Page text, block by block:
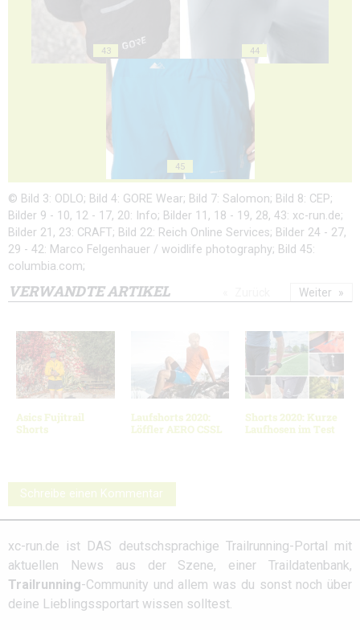
43 44
45
© Bild 3: ODLO; Bild 4: GORE Wear; Bild 7: Salomon; Bild 8: CEP;
Bilder 9 - 10, 12 - 17, 20: Info; Bilder 11, 18 - 19, 28, 43: xc-run.de;
Bilder 21, 23: CRAFT; Bild 22: Reich Online Services; Bilder 24 - 27,
29 - 42: Marco Felgenhauer / woidlife photography; Bild 45:
columbia.com;
VERWANDTE ARTIKEL
Asics Fujitrail
Shorts
Laufshorts 2020:
Löffler AERO CSSL
Shorts 2020: Kurze
Laufhosen im Test
Weiter
Schreibe einen Kommentar
xc-run.de ist DAS deutschsprachige Trailrunning-Portal mit
aktuellen News aus der Szene, einer Traildatenbank,
Trailrunning-Community und allem was du sonst noch über
deine Lieblingssportart wissen solltest.